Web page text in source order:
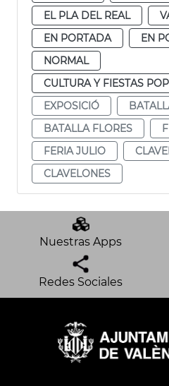
EL PLA DEL REAL
EN PORTADA
EN
NORMAL
CULTURA Y FIESTAS
EXPOSICIÓ
BATALLA FLORES
FERIA JULIO
CLAVELONES
Nuestras Apps
Redes Sociales